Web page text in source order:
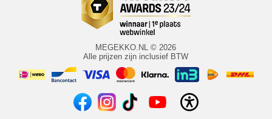
MEGEKKO.NL © 2026
Alle prijzen zijn inclusief BTW